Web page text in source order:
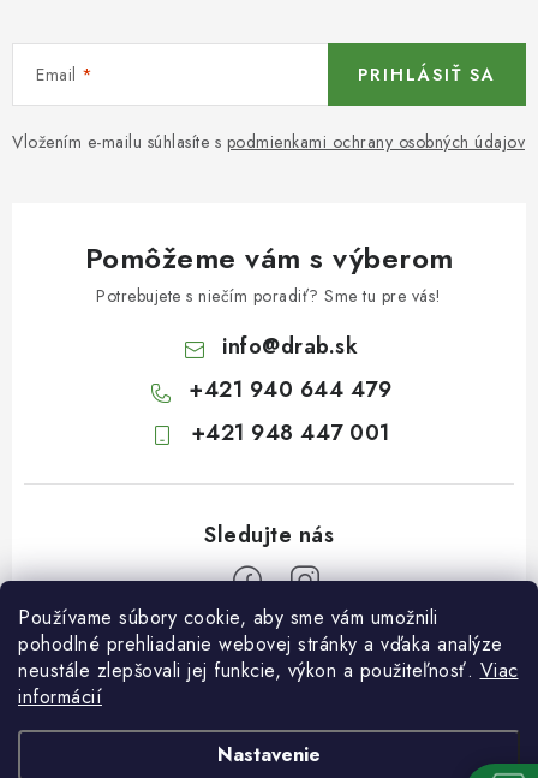
Používame súbory cookie, aby sme vám umožnili
pohodlné prehliadanie webovej stránky a vďaka analýze
neustále zlepšovali jej funkcie, výkon a použiteľnosť. Viac
informácií
Nastavenie
Email
Vložením e-mailu súhlasíte s podmienkami ochrany osobných údajov
PRIHLÁSIŤ SA
Pomôžeme vám s výberom
Potrebujete s niečím poradiť? Sme tu pre vás!
info@drab.sk
+421 940 644 479
+421 948 447 001
Informácie pre vás